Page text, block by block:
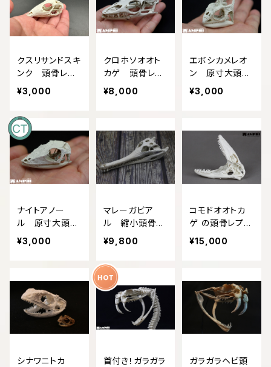
クスリサンドスキ
ンク 頭骨レプ
リカ 3倍拡大
【CTスキャン】
¥3,000
クロホソオオト
カゲ 頭骨レプ
リカ 2倍拡大
【CTスキャン】
¥8,000
エボシカメレオ
ン 原寸大頭骨
レプリカ 【CT
スキャン】
¥3,000
ナイトアノー
ル 原寸大頭骨
レプリカ 【CT
スキャン】
¥3,000
マレーガビア
ル 縮小頭骨模
型
¥9,800
コモドオオトカ
ゲ の頭骨レプリ
カ【コモドドラゴ
¥15,000
シナワニトカ 首付き！ガラガラ ガラガラヘビ頭